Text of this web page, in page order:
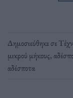
Δημοσιεύθηκε σε
μικρού μήκους,
αδέσποτα